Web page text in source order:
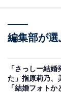
編集部が
「さっしー結
た」指原莉乃、
「結婚フォト